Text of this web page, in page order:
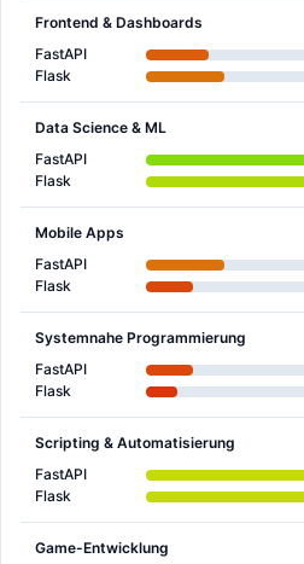
Frontend & Dashboards
FastAPI
Flask
Data Science & ML
FastAPI
Flask
Mobile Apps
FastAPI
Flask
Systemnahe Programmierung
FastAPI
Flask
Scripting & Automatisierung
FastAPI
Flask
Game-Entwicklung